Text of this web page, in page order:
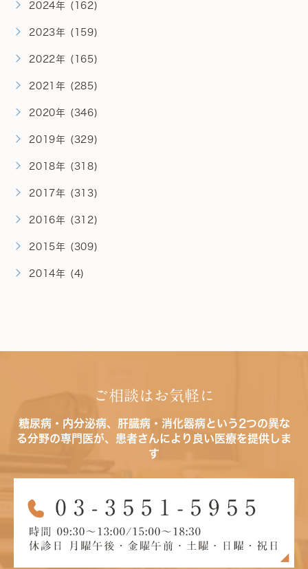
2024年 (162)
2023年 (159)
2022年 (165)
2021年 (285)
2020年 (346)
2019年 (329)
2018年 (318)
2017年 (313)
2016年 (312)
2015年 (309)
2014年 (4)
ご相談はお気軽に
糖尿病・内分泌病、肝臓病・消化器病という2つの異な
る分野の専門医が、患者さんにより良い医療を提供しま
す